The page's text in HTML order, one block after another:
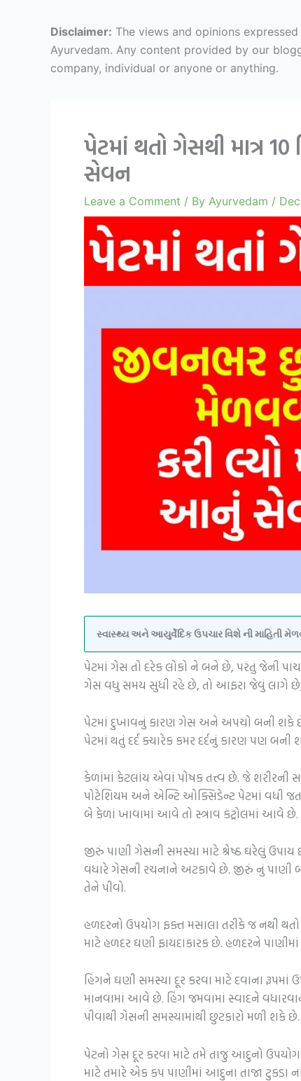
Disclaimer: The views and opinions
Ayurvedam. Any content provided by our
company, individual or anyone or anything.
પેટમાં થતો ગેસથી માત્ર
સેવન
Leave a Comment / By Ayurvedam /
સ્વાસ્થ્ય અને આયુર્વેદિક ઉપચાર વિશે ની માહિતી
પેટમાં ગેસ તો દરેક લોકો ને બને છે, પરંતુ જેની
ગેસ વધુ સમય સુધી રહે છે, તો આફરા જેવું લાગે
પેટમાં દુખાવનું કારણ ગેસ અને અપચો બની શકે છે.
પેટમાં થતું દર્દ ક્યારેક કમર દર્દનું કારણ પણ
કેળાંમાં કેટલાંય એવાં પોષક તત્ત્વ છે. જે
પોટેશિયમ અને એન્ટિ ઓક્સિડેન્ટ પેટમાં વધી
બે કેળાં ખાવામાં આવે તો સ્ત્રાવ કંટ્રોલમાં આવે
જીરું પાણી ગેસની સમસ્યા માટે શ્રેષ્ઠ ઘરેલું
વધારે ગેસની રચનાને અટકાવે છે. જીરું નું પાણી
તેને પીવો.
હળદરનો ઉપયોગ ફક્ત મસાલા તરીકે જ નથી
માટે હળદર ઘણી ફાયદાકારક છે. હળદરને
હિંગને ઘણી સમસ્યા દૂર કરવા માટે દવાના
માનવામાં આવે છે. હિંગ જમવામાં સ્વાદને
પીવાથી ગેસની સમસ્યામાંથી છુટકારો મળી શકે છે.
પેટનો ગેસ દૂર કરવા માટે તમે તાજુ આદુનો
માટે તમારે એક કપ પાણીમાં આદુના તાજા ટુકડા